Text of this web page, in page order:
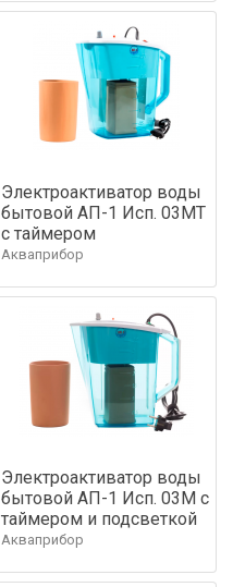
Электроактиватор воды
бытовой АП-1 Исп. 03МТ
с таймером
Акваприбор
Электроактиватор воды
бытовой АП-1 Исп. 03М с
таймером и подсветкой
Акваприбор